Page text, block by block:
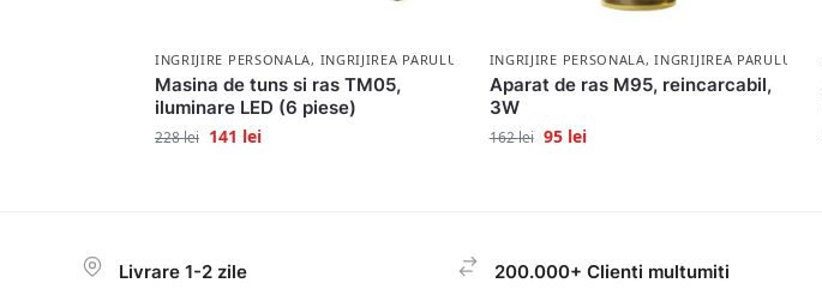
INGRIJIRE PERSONALA, INGRIJIREA PARULUI
Masina de tuns si ras TM05,
iluminare LED (6 piese)
228lei 141 lei
INGRIJIRE PERSONALA,INGRIJIREA PARULUI
Aparat de ras M95, reincarcabil,
3W
162lei 95 lei
Livrare 1-2 zile
200.000+ Clienti multumiti